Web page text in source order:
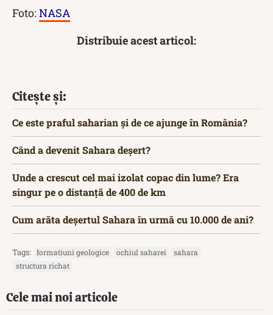
Foto: NASA
Distribuie acest articol:
Citește și:
Ce este praful saharian și de ce ajunge în România?
Când a devenit Sahara deșert?
Unde a crescut cel mai izolat copac din lume? Era
singur pe o distanță de 400 de km
Cum arăta deșertul Sahara în urmă cu 10.000 de ani?
Tags: formatiuni geologice ochiul saharei
sahara
structura richat
Cele mai noi articole